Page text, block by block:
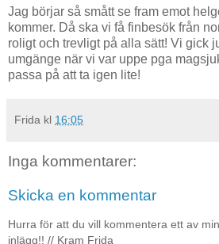
Jag börjar så smått se fram emot
kommer. Då ska vi få finbesök från
roligt och trevligt på alla sätt! Vi gick
umgänge när vi var uppe pga
passa på att ta igen lite!
Frida kl 16:05
Inga kommentarer:
Skicka en kommentar
Hurra för att du vill kommentera ett av
inlägg!! // Kram Frida